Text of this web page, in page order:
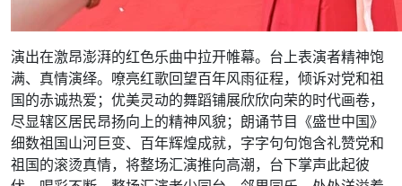
演出在激昂澎湃的红色乐曲中拉开帷幕。台上表演者精神饱
满、真情演绎。嘹亮红歌回望百年风雨征程，倾诉对党和祖
国的赤诚热爱；优美灵动的舞蹈铺展欣欣向荣的时代画卷，
尽显辖区居民昂扬向上的精神风貌；朗诵节目《盛世中国》
细数祖国山河巨变、百年辉煌成就，字字句句饱含礼赞党和
祖国的滚烫真情，将整场汇演推向高潮，台下掌声此起彼